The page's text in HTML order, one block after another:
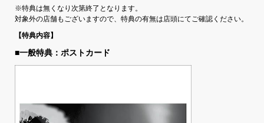
※特典は無くなり次第終了となります。
対象外の店舗もございますので、特典の有無は店頭にてご確認ください。
【特典内容】
■一般特典：ポストカード